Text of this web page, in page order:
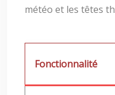
météo et les têtes
Fonctionnalité